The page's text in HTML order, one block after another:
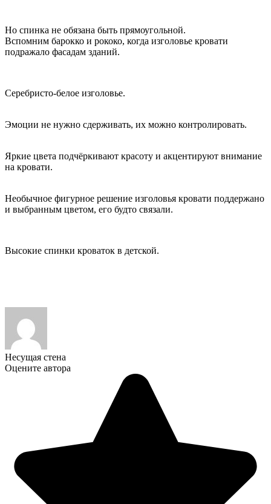
Но спинка не обязана быть прямоугольной.
Вспомним барокко и рококо, когда изголовье кровати
подражало фасадам зданий.
Серебристо-белое изголовье.
Эмоции не нужно сдерживать, их можно контролировать.
Яркие цвета подчёркивают красоту и акцентируют внимание
на кровати.
Необычное фигурное решение изголовья кровати поддержано
и выбранным цветом, его будто связали.
Высокие спинки кроваток в детской.
Несущая стена
Оцените автора